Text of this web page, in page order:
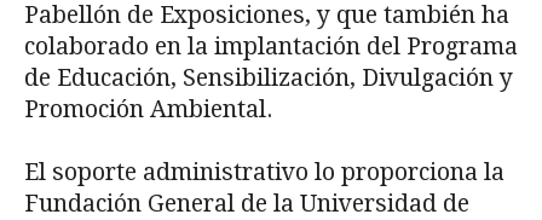
Pabellón de Exposiciones, y que también ha
colaborado en la implantación del Programa
de Educación, Sensibilización, Divulgación y
Promoción Ambiental.
El soporte administrativo lo proporciona la
Fundación General de la Universidad de